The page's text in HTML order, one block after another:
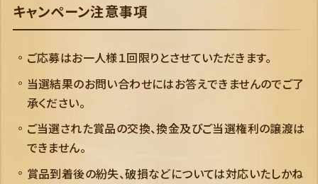
キャンペーン注意事項
ご応募はお一人様１回限りとさせていただきます。
当選結果のお問い合わせにはお答えできませんのでご了
承ください。
ご当選された賞品の交換、換金及びご当選権利の譲渡は
できません。
賞品到着後の紛失、破損などについては対応いたしかね